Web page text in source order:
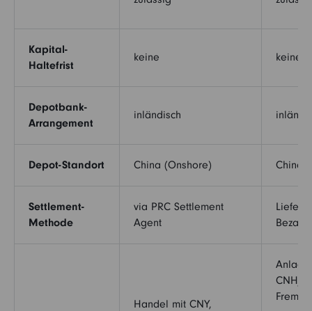
Kapital-
Haltefrist
keine keine
Depotbank-
Arrangement
inländisch
Depot-Standort China (Onshore) China
Settlement-
Methode
via PRC Settlement
Agent
Handel mit CNY,
CNH/